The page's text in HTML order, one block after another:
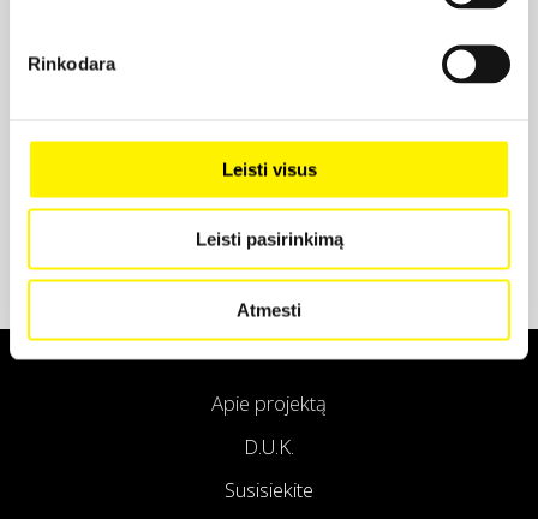
Rinkodara
Leisti visus
Leisti pasirinkimą
Atmesti
Apie projektą
D.U.K.
Susisiekite